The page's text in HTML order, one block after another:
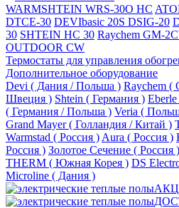
WARMSHTEIN WRS-30O HC
DTCE-30 DEVIbasic 20S DSIG-20
30 SHTEIN HC 30 Raychem GM-
OUTDOOR CW
Термостаты для управления
Дополнительное оборудование
Devi ( Дания / Польша ) Raychem
Швеция ) Shtein ( Германия )
( Германия / Польша ) Veria (
Grand Mayer ( Голландия / Китай )
Warmstad ( Россия ) Aura ( Россия )
Россия ) Золотое Сечение ( Россия )
THERM ( Южная Корея ) DS
Microline ( Дания )